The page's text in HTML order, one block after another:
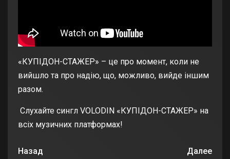
«КУПІДОН-СТАЖЕР» – це про момент, коли не
вийшло та про надію, що, можливо, вийде іншим
разом.
Слухайте сингл VOLODIN «КУПІДОН-СТАЖЕР» на
всіх музичних платформах!
Назад
Далее